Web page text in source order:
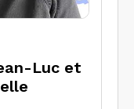
Luc et